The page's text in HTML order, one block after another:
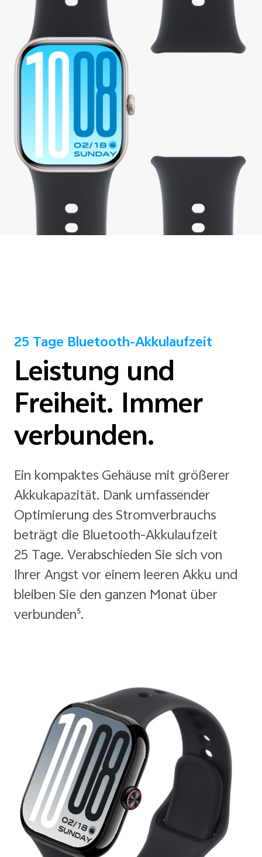
25 Tage Bluetooth-Akkulaufzeit
Leistung und
Freiheit. Immer
verbunden.
Ein kompaktes Gehäuse mit größerer
Akkukapazität. Dank umfassender
Optimierung des Stromverbrauchs
beträgt die Bluetooth-Akkulaufzeit
25 Tage. Verabschieden Sie sich von
Ihrer Angst vor einem leeren Akku und
bleiben Sie den ganzen Monat über
verbunden⁵.